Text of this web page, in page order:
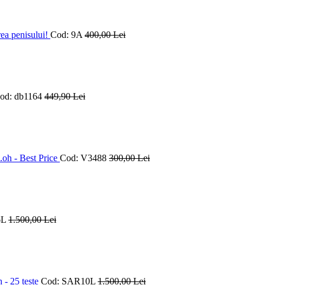
penisului! Cod: 9A 400,00Lei
db1164 449,90Lei
- Best Price Cod: V3488 300,00Lei
1.500,00Lei
- 25 teste Cod: SAR10L 1.500,00Lei